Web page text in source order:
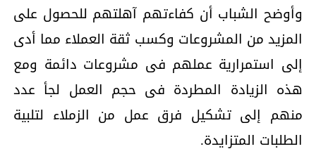
وأوضح الشباب أن كفاءتهم آهلتهم للحصول على
المزيد من المشروعات وكسب ثقة العملاء مما أدى
إلى استمرارية عملهم فى مشروعات دائمة ومع
هذه الزيادة المطردة فى حجم العمل لجأ عدد
منهم إلى تشكيل فرق عمل من الزملاء لتلبية
الطلبات المتزايدة.